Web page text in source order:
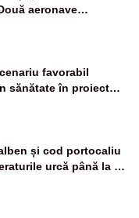
aeronave
au fost ridicate de la
favorabil
sănătate în proiectul
și cod portocaliu
urcă până la 38
devin tropicale